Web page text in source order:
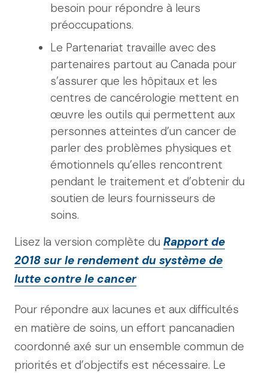
besoin pour répondre à leurs
préoccupations.
Le Partenariat travaille avec des
partenaires partout au Canada pour
s’assurer que les hôpitaux et les
centres de cancérologie mettent en
œuvre les outils qui permettent aux
personnes atteintes d’un cancer de
parler des problèmes physiques et
émotionnels qu’elles rencontrent
pendant le traitement et d’obtenir du
soutien de leurs fournisseurs de
soins.
Lisez la version complète du Rapport de
2018 sur le rendement du système de
lutte contre le cancer
Pour répondre aux lacunes et aux difficultés
en matière de soins, un effort pancanadien
coordonné axé sur un ensemble commun de
priorités et d’objectifs est nécessaire. Le